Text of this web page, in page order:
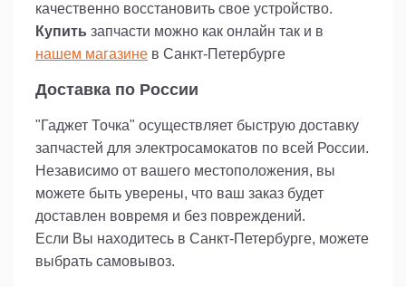
качественно восстановить свое устройство.
Купить запчасти можно как онлайн так и в
нашем магазине в Санкт-Петербурге
Доставка по России
"Гаджет Точка" осуществляет быструю доставку
запчастей для электросамокатов по всей России.
Независимо от вашего местоположения, вы
можете быть уверены, что ваш заказ будет
доставлен вовремя и без повреждений.
Если Вы находитесь в Санкт-Петербурге, можете
выбрать самовывоз.